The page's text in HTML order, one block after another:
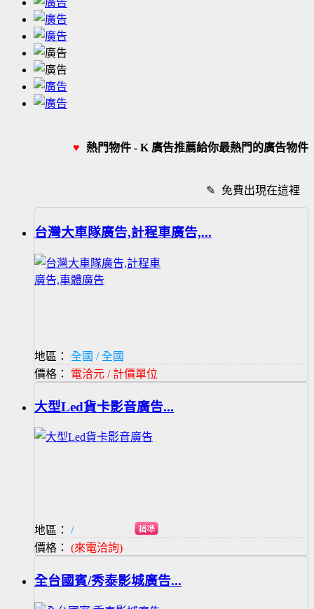
♥ 熱門物件 - K 廣告推薦給你最熱門的廣告物件
✎ 免費出現在這裡
台灣大車隊廣告,計程車廣告,...
地區：
全國 / 全國
價格： 電洽元 / 計價單位
大型Led貨卡影音廣告...
地區：
/
價格： (來電洽詢)
全台國賓/秀泰影城廣告...